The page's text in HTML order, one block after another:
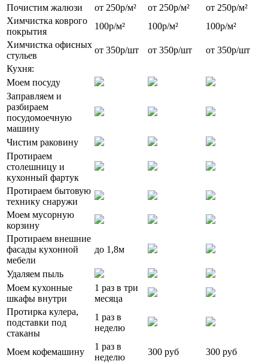
Почистим жалюзи от 250р/м² от 250р/м²
от 250р/м²
Химчистка коврого
покрытия
100р/м² 100р/м²
100р/м²
Химчистка офисных
стульев
от 350р/шт от 350р/шт
от 350р/шт
Кухня:
Моем посуду
Заправляем и
разбираем
посудомоечную
машину
Чистим раковину
Протираем
столешницу и
кухонный фартук
Протираем бытовую
технику снаружи
Моем мусорную
корзину
Протираем внешние
фасады кухонной
мебели
до 1,8м
Удаляем пыль
Моем кухонные
шкафы внутри
1 раз в три
месяца
Протирка кулера,
подставки под
стаканы
1 раз в
неделю
Моем кофемашину
1 раз в
неделю
300 руб
300 руб